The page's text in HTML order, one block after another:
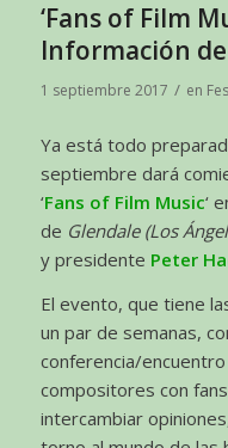
‘Fans of Film
Información
1 septiembre 2017 / en
Ya está todo
septiembre dará
‘Fans of Film Music‘
de Glendale (Los
y presidente Peter
El evento, que tiene
un par de semanas,
conferencia/
compositores con
intercambiar